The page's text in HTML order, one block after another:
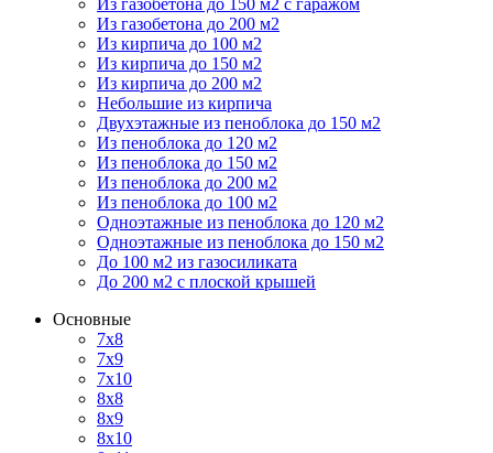
Из газобетона до 150 м2 с гаражом
Из газобетона до 200 м2
Из кирпича до 100 м2
Из кирпича до 150 м2
Из кирпича до 200 м2
Небольшие из кирпича
Двухэтажные из пеноблока до 150 м2
Из пеноблока до 120 м2
Из пеноблока до 150 м2
Из пеноблока до 200 м2
Из пеноблока до 100 м2
Одноэтажные из пеноблока до 120 м2
Одноэтажные из пеноблока до 150 м2
До 100 м2 из газосиликата
До 200 м2 с плоской крышей
Основные
7х8
7х9
7х10
8х8
8х9
8х10